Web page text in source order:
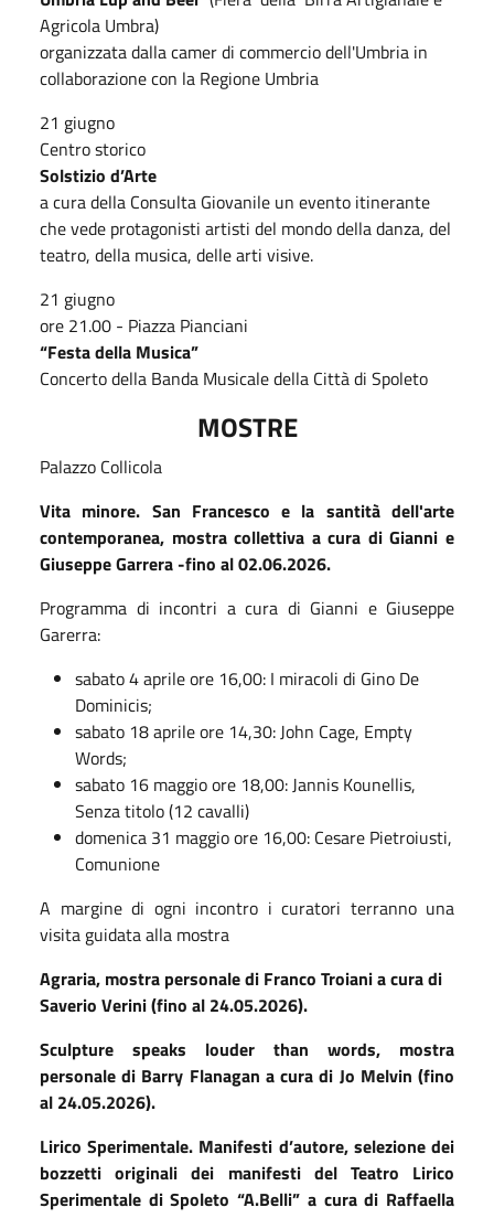
Agricola Umbra)
organizzata dalla camer di commercio dell'Umbria in
collaborazione con la Regione Umbria
21 giugno
Centro storico
Solstizio d’Arte
a cura della Consulta Giovanile un evento itinerante
che vede protagonisti artisti del mondo della danza, del
teatro, della musica, delle arti visive.
21 giugno
ore 21.00 - Piazza Pianciani
“Festa della Musica”
Concerto della Banda Musicale della Città di Spoleto
MOSTRE
Palazzo Collicola
Vita minore. San Francesco e la santità dell'arte
contemporanea, mostra collettiva a cura di Gianni e
Giuseppe Garrera -fino al 02.06.2026.
Programma di incontri a cura di Gianni e Giuseppe
Garerra:
sabato 4 aprile ore 16,00: I miracoli di Gino De
Dominicis;
sabato 18 aprile ore 14,30: John Cage, Empty
Words;
sabato 16 maggio ore 18,00: Jannis Kounellis,
Senza titolo (12 cavalli)
domenica 31 maggio ore 16,00: Cesare Pietroiusti,
Comunione
A margine di ogni incontro i curatori terranno una
visita guidata alla mostra
Agraria, mostra personale di Franco Troiani a cura di
Saverio Verini (fino al 24.05.2026).
Sculpture speaks louder than words, mostra
personale di Barry Flanagan a cura di Jo Melvin (fino
al 24.05.2026).
Lirico Sperimentale. Manifesti d’autore,selezione dei
bozzetti originali dei manifesti del Teatro Lirico
Sperimentale di Spoleto “A.Belli” a cura di Raffaella